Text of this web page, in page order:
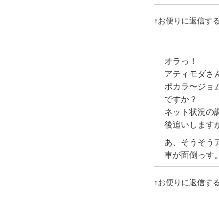
↑お便りに返信す
オラっ！
アティモダさ
ポカラ〜ジョ
ですか？
ネット状況の
後追いします
あ、そうそう
車が面倒っす
↑お便りに返信す